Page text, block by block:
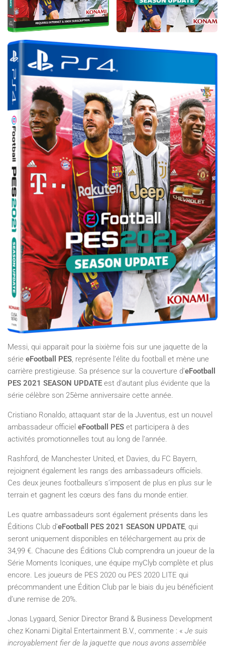
Messi, qui apparait pour la sixième fois sur une jaquette de la
série eFootball PES, représente l’élite du football et mène une
carrière prestigieuse. Sa présence sur la couverture d’eFootball
PES 2021 SEASON UPDATE est d’autant plus évidente que la
série célèbre son 25ème anniversaire cette année.
Cristiano Ronaldo, attaquant star de la Juventus, est un nouvel
ambassadeur officiel eFootball PES et participera à des
activités promotionnelles tout au long de l’année.
Rashford, de Manchester United, et Davies, du FC Bayern,
rejoignent également les rangs des ambassadeurs officiels.
Ces deux jeunes footballeurs s’imposent de plus en plus sur le
terrain et gagnent les cœurs des fans du monde entier.
Les quatre ambassadeurs sont également présents dans les
Éditions Club d’eFootball PES 2021 SEASON UPDATE, qui
seront uniquement disponibles en téléchargement au prix de
34,99 €. Chacune des Éditions Club comprendra un joueur de la
Série Moments Iconiques, une équipe myClyb complète et plus
encore. Les joueurs de PES 2020 ou PES 2020 LITE qui
précommandent une Édition Club par le biais du jeu bénéficient
d’une remise de 20%.
Jonas Lygaard, Senior Director Brand & Business Development
chez Konami Digital Entertainment B.V., commente : « Je suis
incroyablement fier de la jaquette que nous avons assemblée